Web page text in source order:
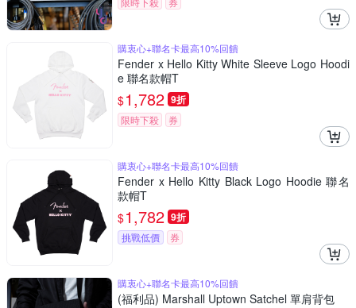
購衷心+聯名卡最高10%回饋
Fender x Hello Kitty White Sleeve Logo Hoodi
e 聯名款帽T
$1,782 9折
限時下殺 券
購衷心+聯名卡最高10%回饋
Fender x Hello Kitty Black Logo Hoodie 聯名
款帽T
$1,782 9折
挑戰低價 券
購衷心+聯名卡最高10%回饋
(福利品) Marshall Uptown Satchel 單肩背包